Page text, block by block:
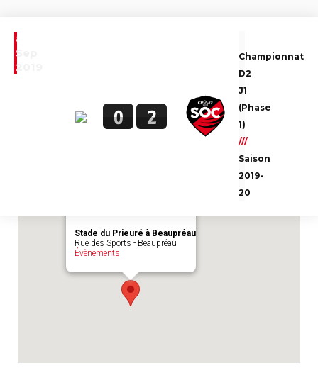
8
Sep
2019
0 2
Championnat
D2
J1
(Phase
1)
///
Saison
2019-
20
Emplacement du match :
Stade du Prieuré à
Stade du Prieuré à Beaupréau
Rue des Sports - Beaupréau
Évènements